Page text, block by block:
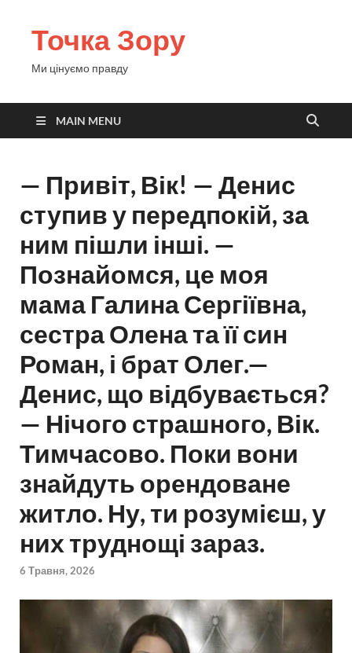
Точка Зору
Ми цінуємо правду
MAIN MENU
— Привіт, Вік! — Денис
ступив у передпокій, за
ним пішли інші. —
Познайомся, це моя
мама Галина Сергіївна,
сестра Олена та її син
Роман, і брат Олег.—
Денис, що відбувається?
— Нічого страшного, Вік.
Тимчасово. Поки вони
знайдуть орендоване
житло. Ну, ти розумієш, у
них труднощі зараз.
6 Травня, 2026